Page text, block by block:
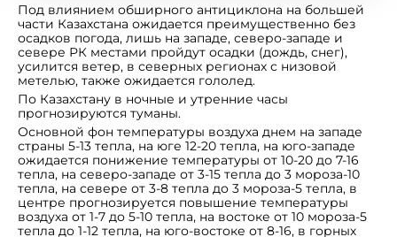
Под влиянием обширного антициклона на большей
части Казахстана ожидается преимущественно без
осадков погода, лишь на западе, северо-западе и
севере РК местами пройдут осадки (дождь, снег),
усилится ветер, в северных регионах с низовой
метелью, также ожидается гололед.
По Казахстану в ночные и утренние часы
прогнозируются туманы.
Основной фон температуры воздуха днем на западе
страны 5-13 тепла, на юге 12-20 тепла, на юго-западе
ожидается понижение температуры от 10-20 до 7-16
тепла, на северо-западе от 3-15 тепла до 3 мороза-10
тепла, на севере от 3-8 тепла до 3 мороза-5 тепла, в
центре прогнозируется повышение температуры
воздуха от 1-7 до 5-10 тепла, на востоке от 10 мороза-5
тепла до 1-12 тепла, на юго-востоке от 8-16, в горных